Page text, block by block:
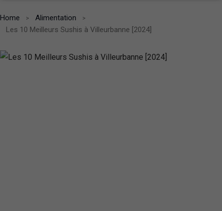
Home
Alimentation
Les 10 Meilleurs Sushis à Villeurbanne [2024]